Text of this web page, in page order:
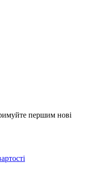
першим нові